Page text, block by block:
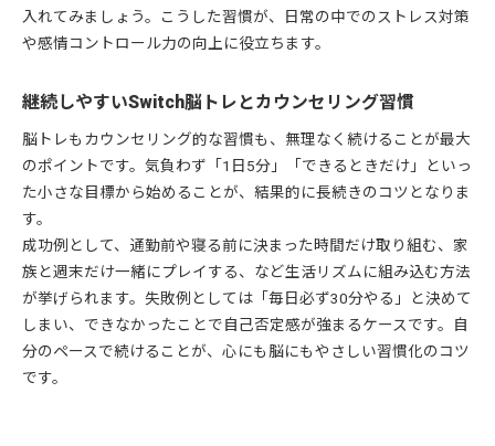
入れてみましょう。こうした習慣が、日常の中でのストレス対策
や感情コントロール力の向上に役立ちます。
継続しやすいSwitch脳トレとカウンセリング習慣
脳トレもカウンセリング的な習慣も、無理なく続けることが最大
のポイントです。気負わず「1日5分」「できるときだけ」といっ
た小さな目標から始めることが、結果的に長続きのコツとなりま
す。
成功例として、通勤前や寝る前に決まった時間だけ取り組む、家
族と週末だけ一緒にプレイする、など生活リズムに組み込む方法
が挙げられます。失敗例としては「毎日必ず30分やる」と決めて
しまい、できなかったことで自己否定感が強まるケースです。自
分のペースで続けることが、心にも脳にもやさしい習慣化のコツ
です。